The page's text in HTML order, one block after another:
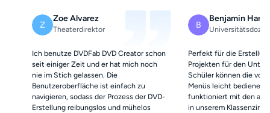
Z
Zoe Alvarez
Theaterdirektor
Ich benutze DVDFab DVD Creator schon
seit einiger Zeit und er hat mich noch
nie im Stich gelassen. Die
Benutzeroberfläche ist einfach zu
navigieren, sodass der Prozess der DVD-
Erstellung reibungslos und mühelos
B
Benjamin
Perfekt für die
Projekten für den
Schüler können die von
Menüs leicht bedienen
funktioniert mit den
in unserem